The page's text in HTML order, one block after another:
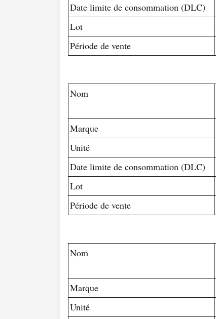
Date limite de consommation (DLC)
Lot
Période de vente
Nom
Marque
Unité
Date limite de consommation (DLC)
Lot
Période de vente
Nom
Marque
Unité